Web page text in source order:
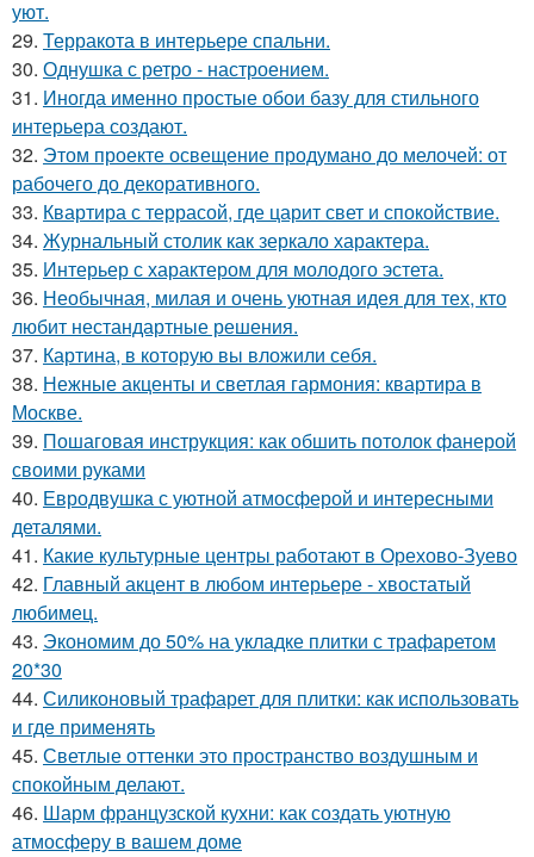
уют.
29. Терракота в интерьере спальни.
30. Однушка с ретро - настроением.
31. Иногда именно простые обои базу для стильного
интерьера создают.
32. Этом проекте освещение продумано до мелочей: от
рабочего до декоративного.
33. Квартира с террасой, где царит свет и спокойствие.
34. Журнальный столик как зеркало характера.
35. Интерьер с характером для молодого эстета.
36. Необычная, милая и очень уютная идея для тех, кто
любит нестандартные решения.
37. Картина, в которую вы вложили себя.
38. Нежные акценты и светлая гармония: квартира в
Москве.
39. Пошаговая инструкция: как обшить потолок фанерой
своими руками
40. Евродвушка с уютной атмосферой и интересными
деталями.
41. Какие культурные центры работают в Орехово-Зуево
42. Главный акцент в любом интерьере - хвостатый
любимец.
43. Экономим до 50% на укладке плитки с трафаретом
20*30
44. Силиконовый трафарет для плитки: как использовать
и где применять
45. Светлые оттенки это пространство воздушным и
спокойным делают.
46. Шарм французской кухни: как создать уютную
атмосферу в вашем доме